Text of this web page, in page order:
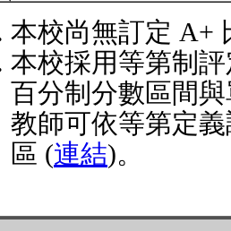
本校尚無訂定 A+
本校採用等第制
百分制分數區間
教師可依等第定
區 (連結)。